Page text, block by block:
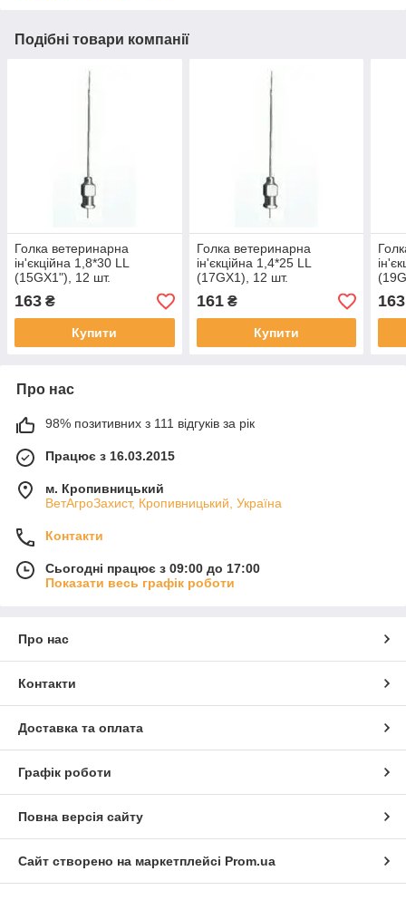
Подібні товари компанії
Голка ветеринарна
ін'єкційна 1,8*30 LL
(15GX1"), 12 шт.
багаторазова
163 ₴
Купити
Голка ветеринарна
ін'єкційна 1,4*25 LL
(17GX1), 12 шт.
багаторазова
161₴
Купити
163
Про нас
98% позитивних з 111 відгуків за рік
Працює з 16.03.2015
м. Кропивницький
ВетАгроЗахист, Кропивницький, Україна
Контакти
Сьогодні працює з 09:00 до 17:00
Показати весь графік роботи
Про нас
Контакти
Доставка та оплата
Графік роботи
Повна версія сайту
Сайт створено на маркетплейсі Prom.ua